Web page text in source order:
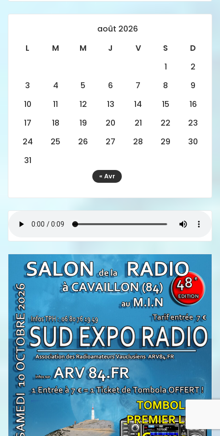
août 2026
L
M M J V S
D
1
2
3
4 5 6 7 8
9
10
11 12 13 14 15
16
17
18 19 20 21 22
23
24
25 26 27 28 29
30
31
« Avr